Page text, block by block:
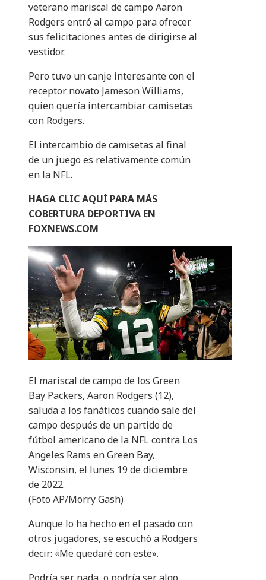
veterano mariscal de campo Aaron
Rodgers entró al campo para ofrecer
sus felicitaciones antes de dirigirse al
vestidor.
Pero tuvo un canje interesante con el
receptor novato Jameson Williams,
quien quería intercambiar camisetas
con Rodgers.
El intercambio de camisetas al final
de un juego es relativamente común
en la NFL.
HAGA CLIC AQUÍ PARA MÁS
COBERTURA DEPORTIVA EN
FOXNEWS.COM
El mariscal de campo de los Green
Bay Packers, Aaron Rodgers (12),
saluda a los fanáticos cuando sale del
campo después de un partido de
fútbol americano de la NFL contra Los
Angeles Rams en Green Bay,
Wisconsin, el lunes 19 de diciembre
de 2022.
(Foto AP/Morry Gash)
Aunque lo ha hecho en el pasado con
otros jugadores, se escuchó a Rodgers
decir: «Me quedaré con este».